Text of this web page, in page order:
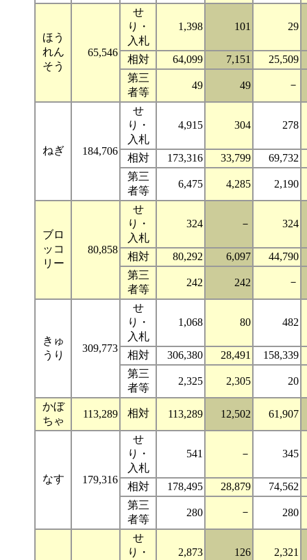
ほう
れん
そう
65,546
せ
り・
入札
1,398 101 29
相対 64,099 7,151
25,509
第三
者等
49 49 －
ねぎ 184,706
せ
り・
入札
4,915 304 278
相対 173,316 33,799
69,732
第三
者等
6,475 4,285 2,190
ブロ
ッコ
リー
80,858
せ
り・
入札
324 － 324
相対 80,292 6,097
44,790
第三
者等
242 242 －
きゅ
うり
309,773
せ
り・
入札
1,068 80 482
相対 306,380 28,491
158,339
第三
者等
2,325 2,305 20
かぼ
ちゃ
113,289 相対 113,289 12,502 61,907
なす 179,316
せ
り・
入札
541 － 345
相対 178,495 28,879
74,562
第三
者等
280 － 280
せ
り・
2,873 126 2,321